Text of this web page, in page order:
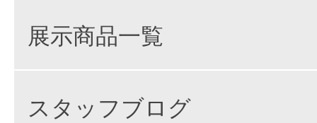
展示商品一覧
スタッフブログ